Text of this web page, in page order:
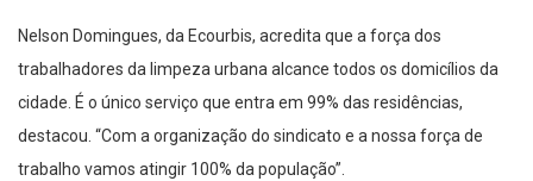
Nelson Domingues, da Ecourbis, acredita que a força dos
trabalhadores da limpeza urbana alcance todos os domicílios da
cidade. É o único serviço que entra em 99% das residências,
destacou. “Com a organização do sindicato e a nossa força de
trabalho vamos atingir 100% da população”.